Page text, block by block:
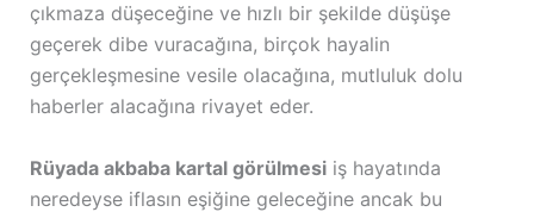
çıkmaza düşeceğine ve hızlı bir şekilde düşüşe
geçerek dibe vuracağına, birçok hayalin
gerçekleşmesine vesile olacağına, mutluluk dolu
haberler alacağına rivayet eder.
Rüyada akbaba kartal görülmesiiş hayatında
neredeyse iflasın eşiğine geleceğine ancak bu